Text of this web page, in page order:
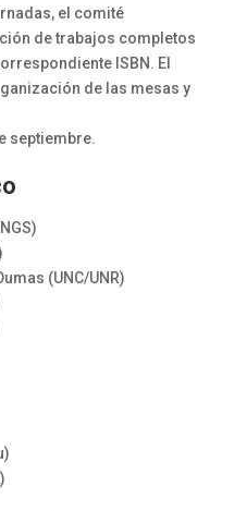
el comité
de trabajos completos
ISBN. El
de las mesas y
septiembre.
(UNC/UNR)